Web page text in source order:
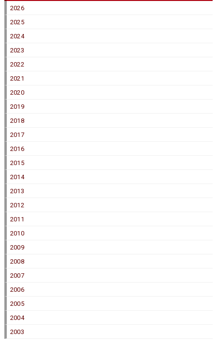
2026
2025
2024
2023
2022
2021
2020
2019
2018
2017
2016
2015
2014
2013
2012
2011
2010
2009
2008
2007
2006
2005
2004
2003